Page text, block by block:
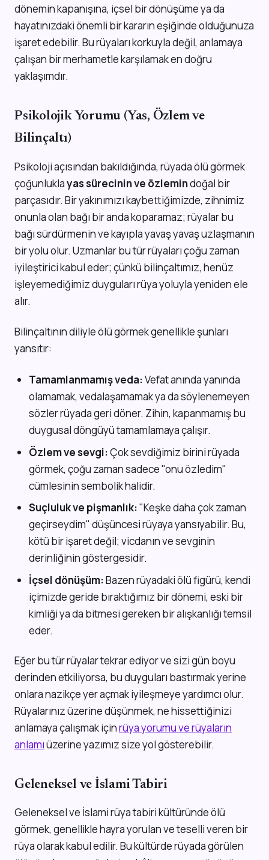
dönemin kapanışına, içsel bir dönüşüme ya da
hayatınızdaki önemli bir kararın eşiğinde olduğunuza
işaret edebilir. Bu rüyaları korkuyla değil, anlamaya
çalışan bir merhametle karşılamak en doğru
yaklaşımdır.
Psikolojik Yorumu (Yas, Özlem ve
Bilinçaltı)
Psikoloji açısından bakıldığında, rüyada ölü görmek
çoğunluklayas sürecinin ve özlemindoğal bir
parçasıdır. Bir yakınımızı kaybettiğimizde, zihnimiz
onunla olan bağı bir anda koparamaz; rüyalar bu
bağı sürdürmenin ve kayıpla yavaş yavaş uzlaşmanın
bir yolu olur. Uzmanlar bu tür rüyaları çoğu zaman
iyileştirici kabul eder; çünkü bilinçaltımız, henüz
işleyemediğimiz duyguları rüya yoluyla yeniden ele
alır.
Bilinçaltının diliyle ölü görmek genellikle şunları
yansıtır:
Tamamlanmamış veda:Vefat anında yanında
olamamak, vedalaşamamak ya da söylenemeyen
sözler rüyada geri döner. Zihin, kapanmamış bu
duygusal döngüyü tamamlamaya çalışır.
Özlem ve sevgi:Çok sevdiğimiz birini rüyada
görmek, çoğu zaman sadece "onu özledim"
cümlesinin sembolik halidir.
Suçluluk ve pişmanlık:"Keşke daha çok zaman
geçirseydim" düşüncesi rüyaya yansıyabilir. Bu,
kötü bir işaret değil; vicdanın ve sevginin
derinliğinin göstergesidir.
İçsel dönüşüm:Bazen rüyadaki ölü figürü, kendi
içimizde geride bıraktığımız bir dönemi, eski bir
kimliği ya da bitmesi gereken bir alışkanlığı temsil
eder.
Eğer bu tür rüyalar tekrar ediyor ve sizi gün boyu
derinden etkiliyorsa, bu duyguları bastırmak yerine
onlara nazikçe yer açmak iyileşmeye yardımcı olur.
Rüyalarınız üzerine düşünmek, ne hissettiğinizi
anlamaya çalışmak içinrüya yorumu ve rüyaların
anlamıüzerine yazımız size yol gösterebilir.
Geleneksel ve İslami Tabiri
Geleneksel ve İslami rüya tabiri kültüründe ölü
görmek, genellikle hayra yorulan ve teselli veren bir
rüya olarak kabul edilir. Bu kültürde rüyada görülen